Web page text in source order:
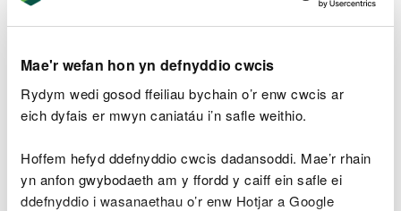
Mae'r wefan hon yn defnyddio cwcis
Rydym wedi gosod ffeiliau bychain o’r enw cwcis ar
eich dyfais er mwyn caniatáu i’n safle weithio.
Hoffem hefyd ddefnyddio cwcis dadansoddi. Mae’r rhain
yn anfon gwybodaeth am y ffordd y caiff ein safle ei
ddefnyddio i wasanaethau o’r enw Hotjar a Google
Adeiladu gwydnwch
ecosystemau morol